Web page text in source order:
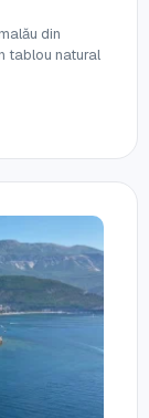
din
tablou natural